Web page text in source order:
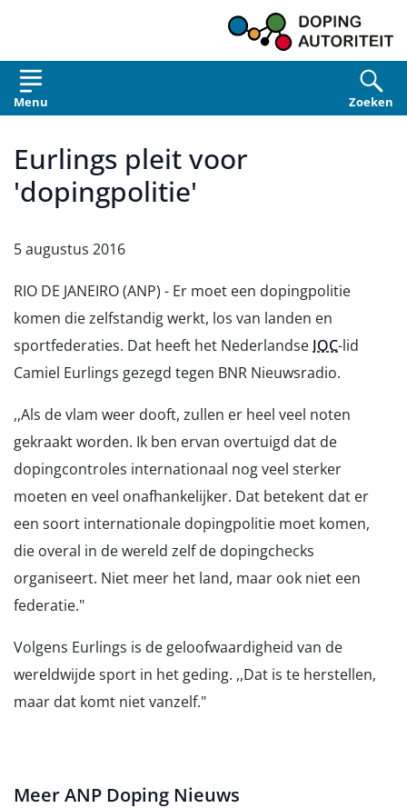
Menu Zoeken
Eurlings pleit voor
'dopingpolitie'
5 augustus 2016
RIO DE JANEIRO (ANP) - Er moet een dopingpolitie
komen die zelfstandig werkt, los van landen en
sportfederaties. Dat heeft het Nederlandse IOC-lid
Camiel Eurlings gezegd tegen BNR Nieuwsradio.
,,Als de vlam weer dooft, zullen er heel veel noten
gekraakt worden. Ik ben ervan overtuigd dat de
dopingcontroles internationaal nog veel sterker
moeten en veel onafhankelijker. Dat betekent dat er
een soort internationale dopingpolitie moet komen,
die overal in de wereld zelf de dopingchecks
organiseert. Niet meer het land, maar ook niet een
federatie."
Volgens Eurlings is de geloofwaardigheid van de
wereldwijde sport in het geding. ,,Dat is te herstellen,
maar dat komt niet vanzelf."
Meer ANP Doping Nieuws